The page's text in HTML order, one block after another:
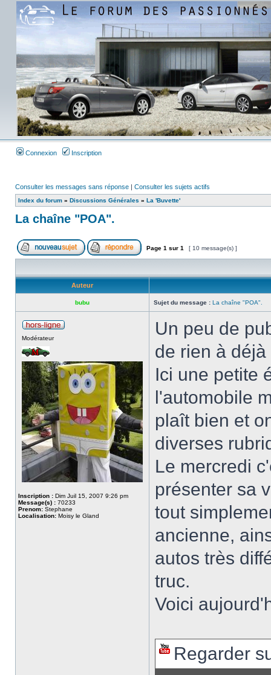
Connexion Inscription
Consulter les messages sans réponse | Consulter les sujets actifs
Index du forum » Discussions Générales » La 'Buvette'
La chaîne "POA".
Page 1 sur 1 [ 10 message(s) ]
Auteur
bubu Sujet du message : La chaîne "POA".
Modérateur
Inscription : Dim Juil 15, 2007 9:26 pm
Message(s) : 70233
Prenom: Stephane
Localisation: Moisy le Gland
Un peu de
de rien à
Ici une petite
l'automobile
plaît bien et
diverses
Le mercredi
présenter sa
tout
ancienne,
autos très
truc.
Voici
Regarder